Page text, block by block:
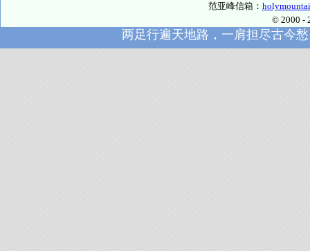
范亚峰信箱：
© 2000 -
两足行遍天地路，一肩担尽古今